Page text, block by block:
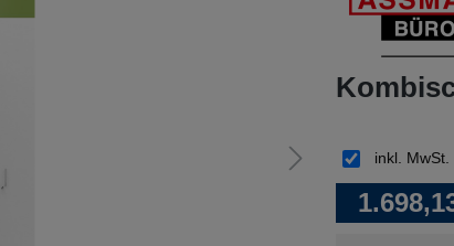
inkl. MwSt.